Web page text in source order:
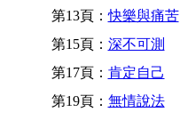
第13頁：快樂與痛苦
第15頁： 深不可測
第17頁： 肯定自己
第19頁： 無情說法